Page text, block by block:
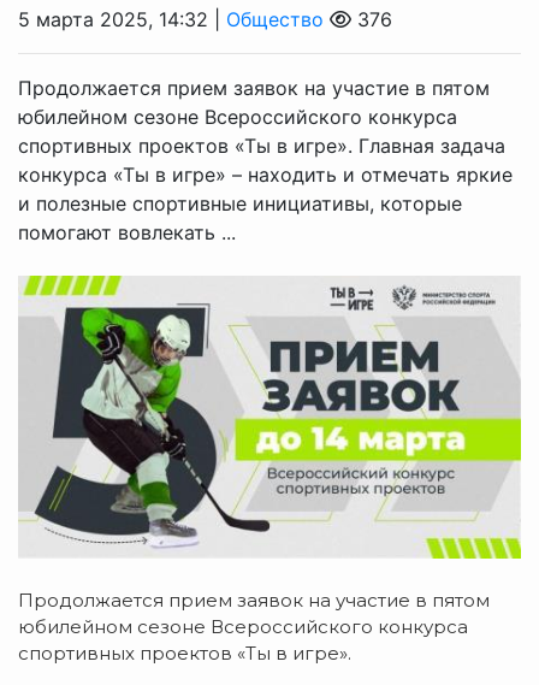
5 марта 2025, 14:32 | Общество 376
Продолжается прием заявок на участие в пятом
юбилейном сезоне Всероссийского конкурса
спортивных проектов «Ты в игре». Главная задача
конкурса «Ты в игре» – находить и отмечать яркие
и полезные спортивные инициативы, которые
помогают вовлекать ...
Продолжается прием заявок на участие в пятом
юбилейном сезоне Всероссийского конкурса
спортивных проектов «Ты в игре».